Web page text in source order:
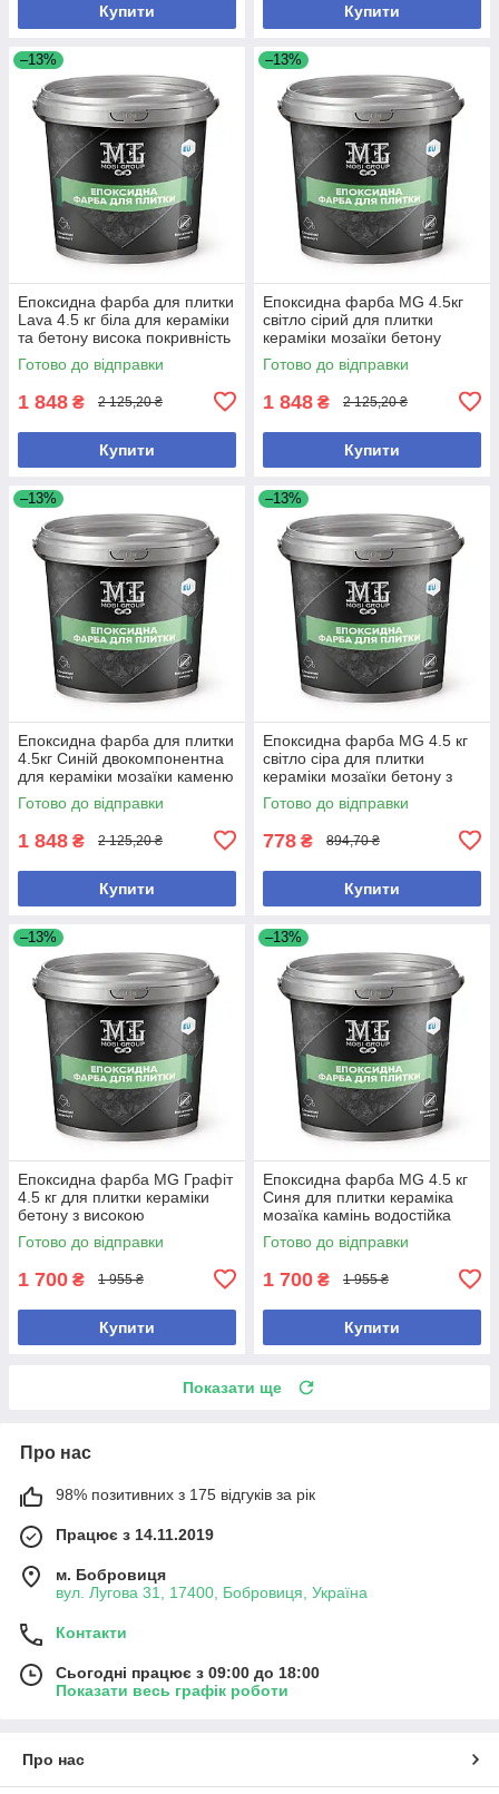
Купити Купити
–13%
Епоксидна фарба для плитки
Lava 4.5 кг біла для кераміки
та бетону висока покривність
Готово до відправки
1 848 ₴ 2 125,20 ₴
Купити
–13%
Епоксидна фарба MG 4.5кг
світло сірий для плитки
кераміки мозаїки бетону
водостійка
Готово до відправки
1 848 ₴ 2 125,20 ₴
Купити
–13%
Епоксидна фарба для плитки
4.5кг Синій двокомпонентна
для кераміки мозаїки каменю
бетону покриття
Готово до відправки
1 848 ₴ 2 125,20 ₴
Купити
–13%
Епоксидна фарба MG 4.5 кг
світло сіра для плитки
кераміки мозаїки бетону з
високою покривністю
Готово до відправки
778 ₴ 894,70 ₴
Купити
–13%
Епоксидна фарба MG Графіт
4.5 кг для плитки кераміки
бетону з високою
покривністю
Готово до відправки
1 700 ₴ 1 955 ₴
Купити
–13%
Епоксидна фарба MG 4.5 кг
Синя для плитки кераміка
мозаїка камінь водостійка
механічна стійкість
Готово до відправки
1 700 ₴ 1 955 ₴
Купити
Показати ще
Про нас
98% позитивних з 175 відгуків за рік
Працює з 14.11.2019
м. Бобровиця
вул. Лугова 31, 17400, Бобровиця, Україна
Контакти
Сьогодні працює з 09:00 до 18:00
Показати весь графік роботи
Про нас